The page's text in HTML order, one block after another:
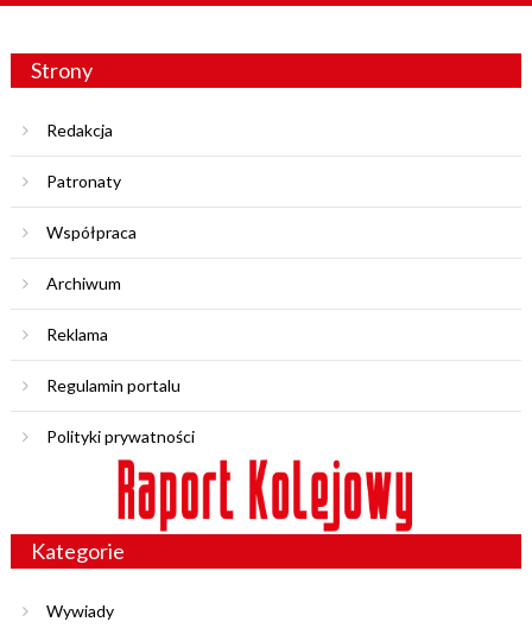
Strony
Redakcja
Patronaty
Współpraca
Archiwum
Reklama
Regulamin portalu
Polityki prywatności
Kategorie
Wywiady